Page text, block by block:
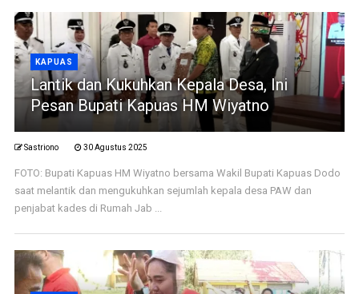
KAPUAS
Lantik dan Kukuhkan Kepala Desa, Ini
Pesan Bupati Kapuas HM Wiyatno
Sastriono 30 Agustus 2025
FOTO: Bupati Kapuas HM Wiyatno bersama Wakil Bupati Kapuas Dodo
saat melantik dan mengukuhkan sejumlah kepala desa PAW dan
penjabat kades di Rumah Jab ...